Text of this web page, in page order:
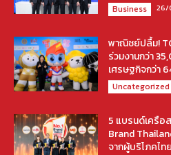
Business 26/
พาณิชย์ปลื้ม!
ร่วมงานกว่า
เศรษฐกิจกว่า
Uncategorized
5 แบรนด์เครือ
Brand
จากผู้บริโภคไทย